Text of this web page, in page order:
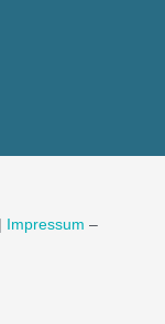
Impressum –